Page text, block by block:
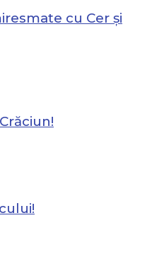
cu Cer și